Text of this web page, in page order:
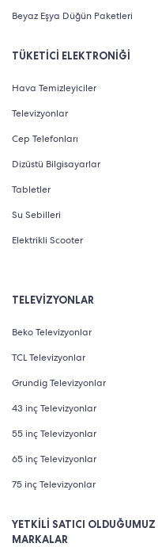
Beyaz Eşya Düğün Paketleri
TÜKETİCİ ELEKTRONİĞİ
Hava Temizleyiciler
Televizyonlar
Cep Telefonları
Dizüstü Bilgisayarlar
Tabletler
Su Sebilleri
Elektrikli Scooter
TELEVİZYONLAR
Beko Televizyonlar
TCL Televizyonlar
Grundig Televizyonlar
43 inç Televizyonlar
55 inç Televizyonlar
65 inç Televizyonlar
75 inç Televizyonlar
YETKİLİ SATICI OLDUĞUMUZ
MARKALAR